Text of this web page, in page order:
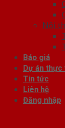
Nội
Báo giá
Dự án thực
Tin tức
Liên hệ
Đăng nhập